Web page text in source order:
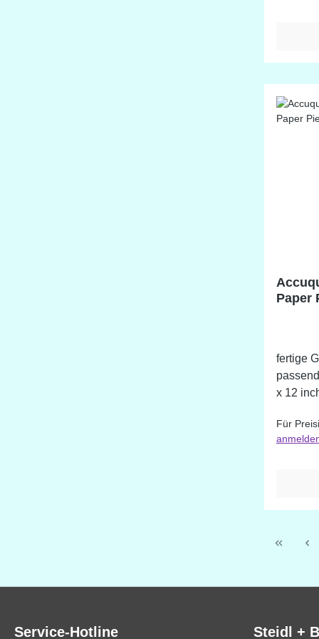
cm) -
3-3/4 x
(C)
cm) -(D)
inch
Paper
fertige
x 12
Für
Service-Hotline Steidl +